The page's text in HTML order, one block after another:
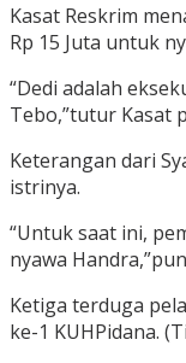
Kasat Reskrim
Rp 15 Juta untuk
“Dedi adalah
Tebo,”tutur Kasat
Keterangan dari
istrinya.
“Untuk saat ini,
nyawa
Ketiga terduga
ke-1 KUHPidana.